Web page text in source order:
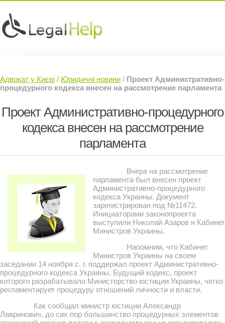
Судовий Адвокат »
Контакти »
Адвокат у Києві / Юридичні новини / Проект Административно-
процедурного кодекса внесен на рассмотрение парламента
Проект Административно-процедурного
кодекса внесен на рассмотрение
парламента
Вчера на рассмотрение
парламента был внесен проект
Административно-процедурного
кодекса Украины. Документ
зарегистрирован под №11472.
Инициаторами законопроекта
выступили Николай Азаров и Кабинет
Министров Украины.
Напомним, что Кабинет
Министров Украины на своем
заседании 14 ноября с. г. поддержал проект Административно-
процедурного кодекса Украины. Будущий кодекс, проект
которого разрабатывало Министерство юстиции Украины, четко
регламентирует процедуру отношений личности и власти.
Как сообщал министр юстиции Александр
Лавринович, до сих пор большинство процедурных элементов